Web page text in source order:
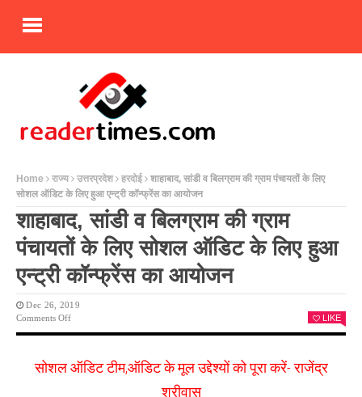
Home राज्य उत्तरप्रदेश हरदोई
शाहाबाद, सांडी व बिलग्राम की ग्राम पंचायतों के लिए
सोशल ऑडिट के लिए हुआ एन्ट्री कॉन्फ्रेंस का आयोजन
शाहाबाद, सांडी व बिलग्राम की ग्राम
पंचायतों के लिए सोशल ऑडिट के लिए हुआ
एन्ट्री कॉन्फ्रेंस का आयोजन
Dec 26, 2019
Comments OffOn
बिलग्राम
LIKE
सोशल ऑडिट टीम,ऑडिट के मूल उद्देश्यों को पूरा करें- राजेंद्र
श्रीवास